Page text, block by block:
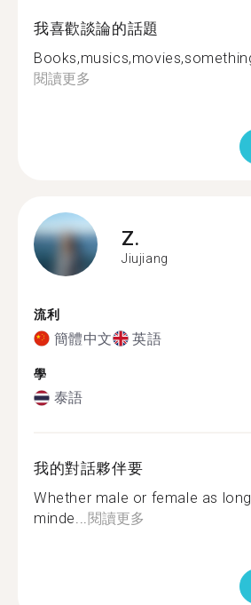
我喜歡談論的話題
閱讀更多
Z.
Jiujiang
流利
簡體中文 英語
學
泰語
我的對話夥伴要
Whether male or female as
minde...閱讀更多